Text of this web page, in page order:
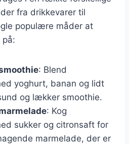
fra drikkevarer til
populære måder at
på:
: Blend
yoghurt, banan og lidt
og lækker smoothie.
: Kog
sukker og citronsaft for
marmelade, der er